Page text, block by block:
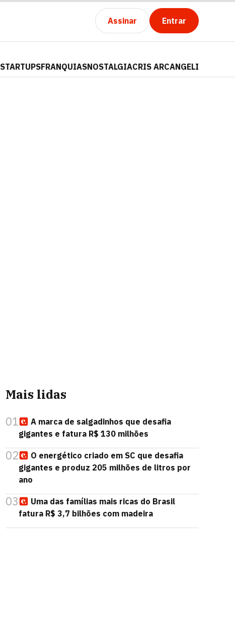
Assinar Entrar
STARTUPSFRANQUIASNOSTALGIACRIS ARCANGELI
Mais lidas
01
A marca de salgadinhos que desafia
gigantes e fatura R$ 130 milhões
02
O energético criado em SC que desafia
gigantes e produz 205 milhões de litros por
ano
03
Uma das famílias mais ricas do Brasil
fatura R$ 3,7 bilhões com madeira